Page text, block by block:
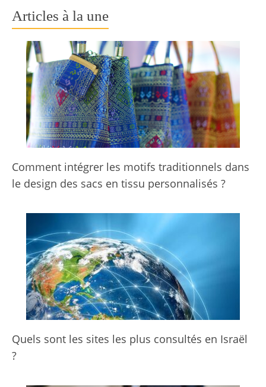
Articles à la une
Comment intégrer les motifs traditionnels dans
le design des sacs en tissu personnalisés ?
Quels sont les sites les plus consultés en Israël
?